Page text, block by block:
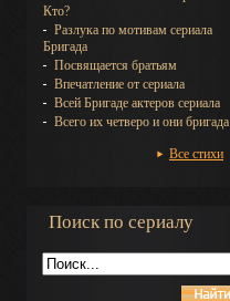
Кто?
Разлука по мотивам сериала
Бригада
Посвящается братьям
Впечатление от сериала
Всей Бригаде актеров сериала
Всего их четверо и они бригада
Все стихи
Поиск по сериалу